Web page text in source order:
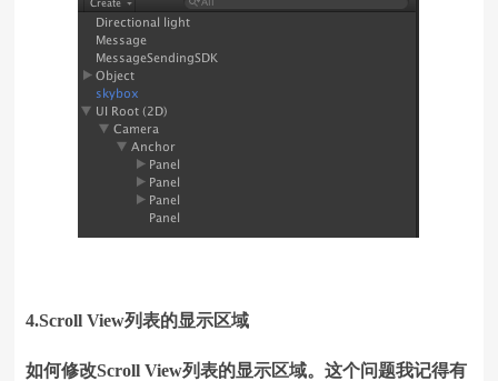
4.Scroll View列表的显示区域
如何修改Scroll View列表的显示区域。这个问题我记得有